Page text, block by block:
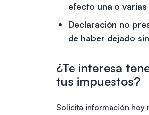
efecto una o
Declaración no
de haber dejado
¿Te interesa
tus impuestos?
Solicita información hoy